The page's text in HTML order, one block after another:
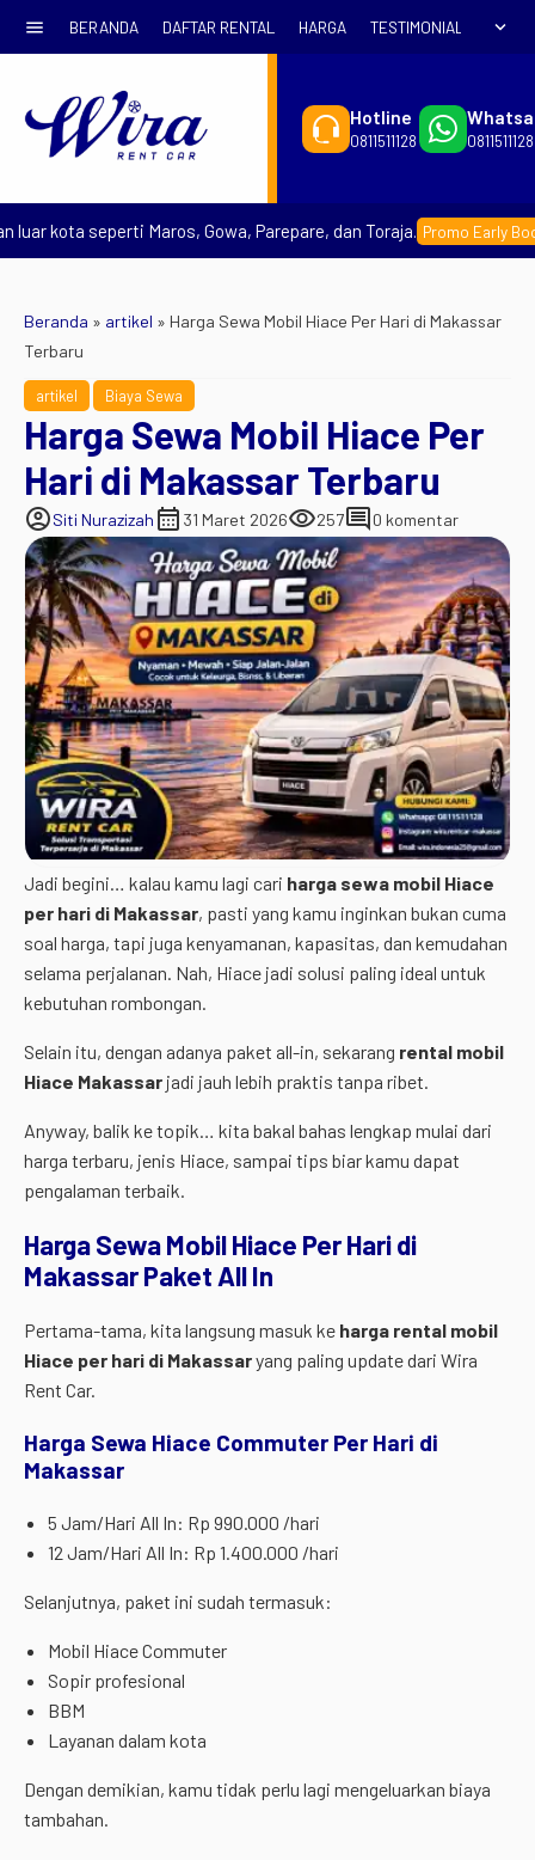
menu BERANDA DAFTAR RENTAL HARGA TESTIMONIAL expand_more
Hotline
0811511128 0811511128
seperti Maros, Gowa, Parepare, dan Toraja. Promo Early Booking
Beranda » artikel » Harga Sewa Mobil Hiace Per Hari di Makassar
Terbaru
artikel Biaya Sewa
Harga Sewa Mobil Hiace Per
Hari di Makassar Terbaru
account_circleSiti Nurazizah calendar_month 31 Maret 2026visibility257comment0 komentar
Jadi begini… kalau kamu lagi cari harga sewa mobil Hiace
per hari di Makassar, pasti yang kamu inginkan bukan cuma
soal harga, tapi juga kenyamanan, kapasitas, dan kemudahan
selama perjalanan. Nah, Hiace jadi solusi paling ideal untuk
kebutuhan rombongan.
Selain itu, dengan adanya paket all-in, sekarang rental mobil
Hiace Makassar jadi jauh lebih praktis tanpa ribet.
Anyway, balik ke topik… kita bakal bahas lengkap mulai dari
harga terbaru, jenis Hiace, sampai tips biar kamu dapat
pengalaman terbaik.
Harga Sewa Mobil Hiace Per Hari di
Makassar Paket All In
Pertama-tama, kita langsung masuk ke harga rental mobil
Hiace per hari di Makassaryang paling update dari Wira
Rent Car.
Harga Sewa Hiace Commuter Per Hari di
Makassar
5 Jam/Hari All In: Rp 990.000 /hari
12 Jam/Hari All In: Rp 1.400.000 /hari
Selanjutnya, paket ini sudah termasuk:
Mobil Hiace Commuter
Sopir profesional
BBM
Layanan dalam kota
Dengan demikian, kamu tidak perlu lagi mengeluarkan biaya
tambahan.